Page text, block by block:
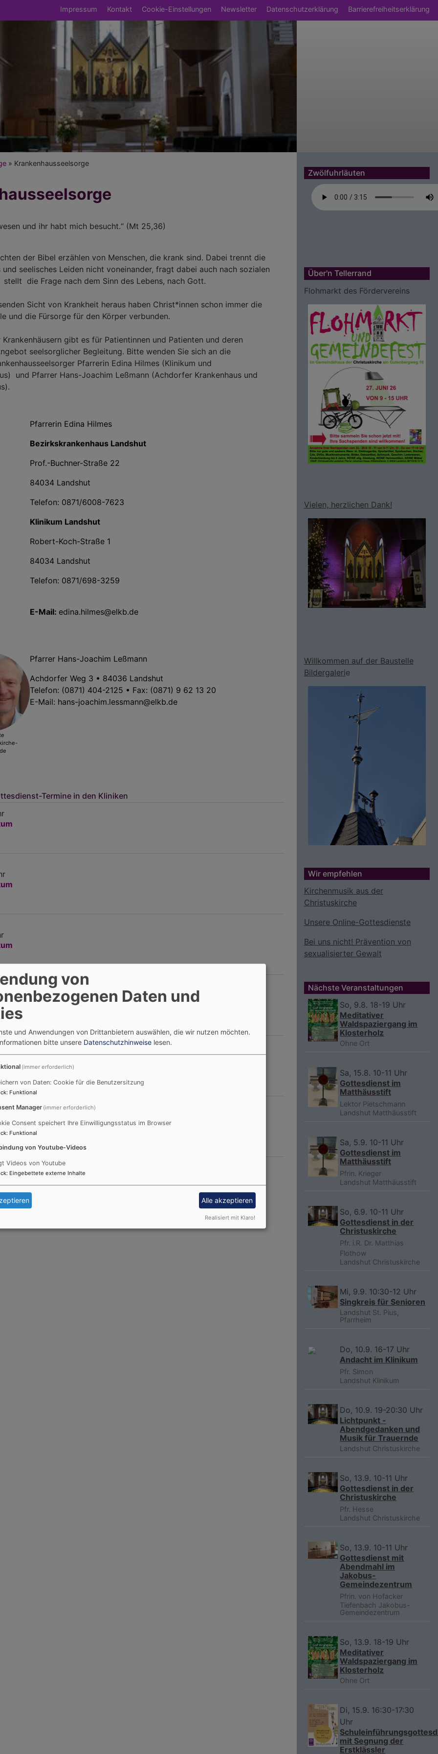
Fußbereichsmenü
Impressum Kontakt Cookie-Einstellungen Newsletter Datenschutzerklärung Barrierefreiheitserklärung
Krankenhausseelsorge
und ihr habt mich besucht.“ (Mt 25,36)
der Bibel erzählen von Menschen, die krank sind. Dabei trennt die
seelisches Leiden nicht voneinander, fragt dabei auch nach sozialen
stellt die Frage nach dem Sinn des Lebens, nach Gott.
Sicht von Krankheit heraus haben Christ*innen schon immer die
und die Fürsorge für den Körper verbunden.
Krankenhäusern gibt es für Patientinnen und Patienten und deren
seelsorglicher Begleitung. Bitte wenden Sie sich an die
Pfarrerin Edina Hilmes (Klinikum und
und Pfarrer Hans-Joachim Leßmann (Achdorfer Krankenhaus und
Pfarrerin Edina Hilmes
Bezirkskrankenhaus Landshut
Prof.-Buchner-Straße 22
84034 Landshut
Telefon: 0871/6008-7623
Klinikum Landshut
Robert-Koch-Straße 1
84034 Landshut
Telefon: 0871/698-3259
E-Mail: edina.hilmes@elkb.de
Pfarrer Hans-Joachim Leßmann
Achdorfer Weg 3 • 84036 Landshut
Telefon: (0871) 404-2125 • Fax: (0871) 9 62 13 20
E-Mail: hans-joachim.lessmann@elkb.de
Termine in den Kliniken
Zwölfuhrläuten
Über'n Tellerrand
Flohmarkt des Fördervereins
Vielen, herzlichen Dank!
Willkommen auf der Baustelle
Bildergalerie
Wir empfehlen
Kirchenmusik aus der
Christuskirche
Unsere Online-Gottesdienste
Bei uns nicht! Prävention von
sexualisierter Gewalt
Nächste Veranstaltungen
So, 9.8. 18-19 Uhr
Meditativer
Waldspaziergang im
Klosterholz
Ohne Ort
Sa, 15.8. 10-11 Uhr
Gottesdienst im
Matthäusstift
Lektor Pietschmann
Landshut Matthäusstift
Sa, 5.9. 10-11 Uhr
Gottesdienst im
Matthäusstift
Pfrin. Krieger
Landshut Matthäusstift
So, 6.9. 10-11 Uhr
Gottesdienst in der
Christuskirche
Pfr. i.R. Dr. Matthias
Flothow
Landshut Christuskirche
Mi, 9.9. 10:30-12 Uhr
Singkreis für Senioren
Landshut St. Pius,
Pfarrheim
Do, 10.9. 16-17 Uhr
Andacht im Klinikum
Pfr. Simon
Landshut Klinikum
Do, 10.9. 19-20:30 Uhr
Lichtpunkt -
Abendgedanken und
Musik für Trauernde
Landshut Christuskirche
So, 13.9. 10-11 Uhr
Gottesdienst in der
Christuskirche
Pfr. Hesse
Landshut Christuskirche
So, 13.9. 10-11 Uhr
Gottesdienst mit
Abendmahl im
Jakobus-
Gemeindezentrum
Pfrin. von Hofacker
Tiefenbach Jakobus-
Gemeindezentrum
So, 13.9. 18-19 Uhr
Meditativer
Waldspaziergang im
Klosterholz
Ohne Ort
Di, 15.9. 16:30-17:30
Uhr
mit Segnung der
Erstklässler
von
Daten und
und Anwendungen von Drittanbietern auswählen, die wir nutzen möchten.
bitte unsere Datenschutzhinweise lesen.
(immer erforderlich)
von Daten: Cookie für die Benutzersitzung
: Funktional
Manager (immer erforderlich)
Consent speichert Ihre Einwilligungsstatus im Browser
: Funktional
von Youtube-Videos
Videos von Youtube
: Eingebettete externe Inhalte
Alle akzeptieren
Realisiert mit Klaro!